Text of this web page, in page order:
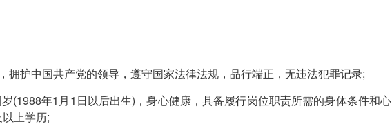
拥护中国共产党的领导，遵守国家法律法规，品行端正，无违法犯罪记录;
(1988年1月1日以后出生)，身心健康，具备履行岗位职责所需的身体条件和心
上学历;